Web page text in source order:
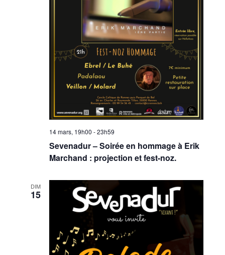
14 mars, 19h00 -23h59
Sevenadur – Soirée en hommage à Erik
Marchand : projection et fest-noz.
DIM
15